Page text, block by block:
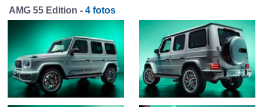
AMG 55 Edition - 4 fotos